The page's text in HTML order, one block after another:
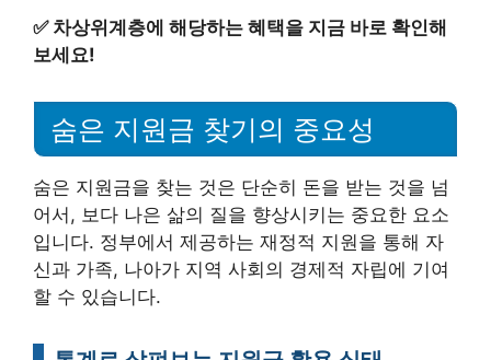
✅ 차상위계층에 해당하는 혜택을 지금 바로 확인해
보세요!
숨은 지원금 찾기의 중요성
숨은 지원금을 찾는 것은 단순히 돈을 받는 것을 넘
어서, 보다 나은 삶의 질을 향상시키는 중요한 요소
입니다. 정부에서 제공하는 재정적 지원을 통해 자
신과 가족, 나아가 지역 사회의 경제적 자립에 기여
할 수 있습니다.